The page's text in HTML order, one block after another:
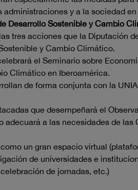
y a la sociedad en
Desarrollo Sostenible y Cambio
tres acciones que la Diputación
y Cambio Climático.
el Seminario sobre
Climático en Iberoamérica.
de forma conjunta con la
que desempeñará el
adecuará a las necesidades de
un gran espacio virtual
de universidades e
de jornadas, etc.)